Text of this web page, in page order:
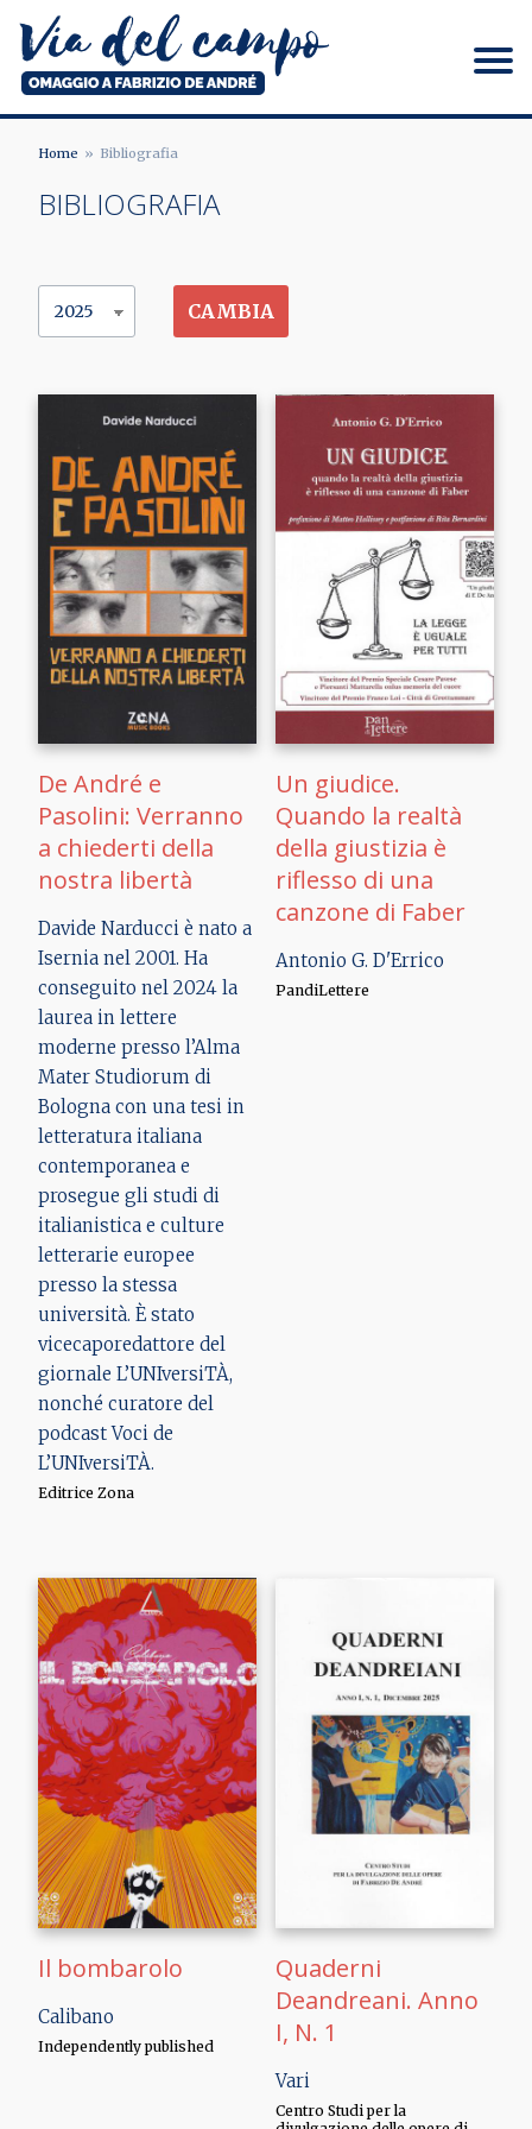
contenuto
principale
Via del campo
BRICIOLE
Home Bibliografia
BIBLIOGRAFIA
De André e
Pasolini: Verranno
a chiederti della
nostra libertà
Davide Narducci è nato a
Isernia nel 2001. Ha
conseguito nel 2024 la
laurea in lettere
moderne presso l’Alma
Mater Studiorum di
Bologna con una tesi in
letteratura italiana
contemporanea e
prosegue gli studi di
italianistica e culture
letterarie europee
presso la stessa
università. È stato
vicecaporedattore del
giornale L’UNIversiTÀ,
nonché curatore del
podcast Voci de
L’UNIversiTÀ.
Editrice Zona
Un giudice.
Quando la realtà
della giustizia è
riflesso di una
canzone di Faber
Antonio G. D'Errico
PandiLettere
Il bombarolo
Calibano
Independently published
Quaderni
Deandreani. Anno
I, N. 1
Vari
Centro Studi per la